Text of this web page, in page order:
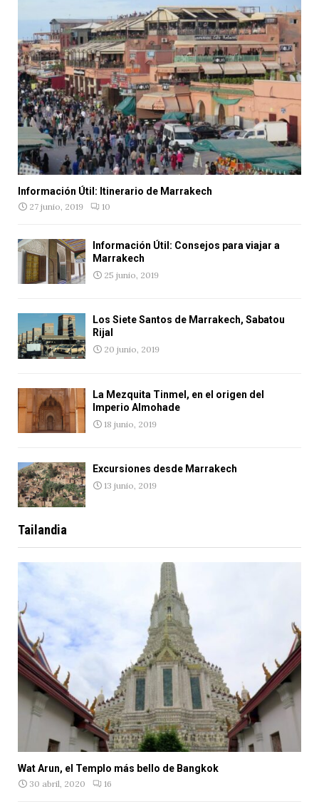
Información Útil: Itinerario de Marrakech
27 junio, 2019 10
Información Útil: Consejos para viajar a
Marrakech
25 junio, 2019
Los Siete Santos de Marrakech, Sabatou
Rijal
20 junio, 2019
La Mezquita Tinmel, en el origen del
Imperio Almohade
18 junio, 2019
Excursiones desde Marrakech
13 junio, 2019
Tailandia
Wat Arun, el Templo más bello de Bangkok
30 abril, 2020 16